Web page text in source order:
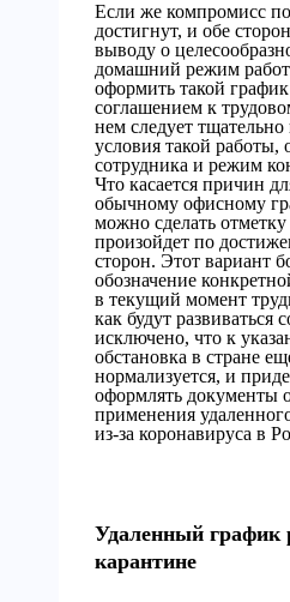
Если же компромисс
достигнут, и обе
выводу о
домашний режим
оформить такой
соглашением к
нем следует тщательно
условия такой работы,
сотрудника и режим
Что касается причин
обычному офисному
можно сделать
произойдет по
сторон. Этот вариант
обозначение
в текущий момент
как будут развиваться
исключено, что к
обстановка в стране
нормализуется, и
оформлять документы
применения
из-за коронавируса в
Удаленный график
карантине